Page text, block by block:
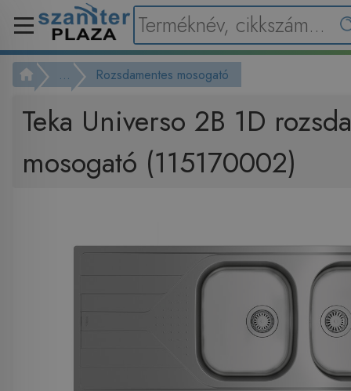
... Rozsdamentes mosogató
Teka Universo 2B 1D
mosogató (115170002)